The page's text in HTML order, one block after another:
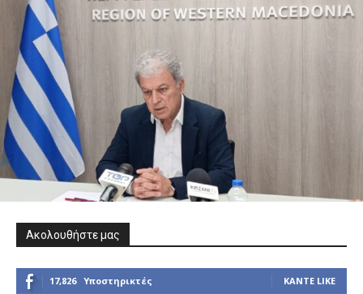
Ακολουθήστε μας
17,826 Υποστηρικτές ΚΆΝΤΕ LIKE